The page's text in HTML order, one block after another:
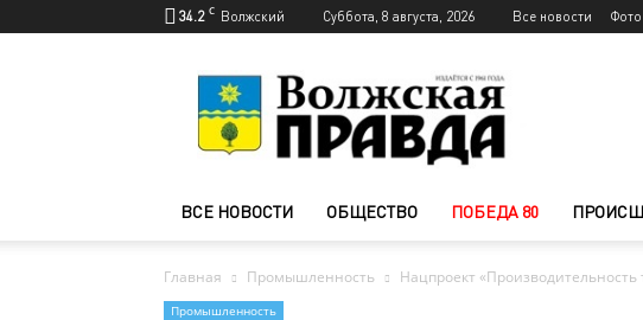
34.2 C Волжский Суббота, 8 августа, 2026 Все новости Фото
Волжского
—
Волжская
ВСЕ НОВОСТИ ОБЩЕСТВО ПОБЕДА 80
Главная Промышленность Нацпроект «Производительность
Промышленность